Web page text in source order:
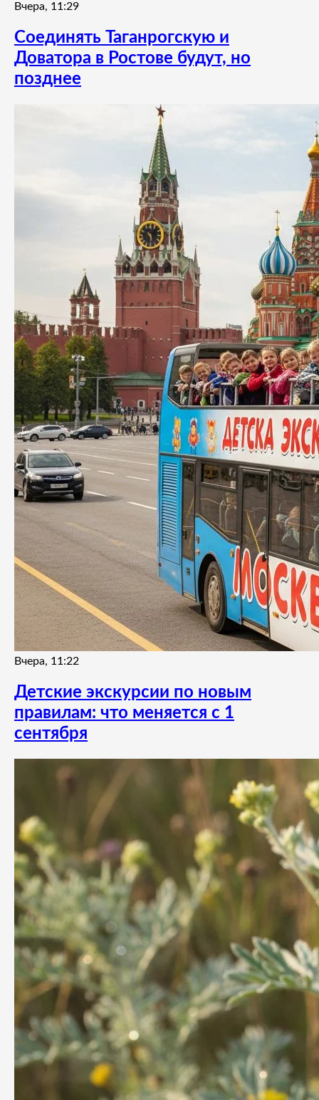
Вчера, 11:29
Соединять Таганрогскую и
Доватора в Ростове будут, но
позднее
Вчера, 11:22
Детские экскурсии по новым
правилам: что меняется с 1
сентября